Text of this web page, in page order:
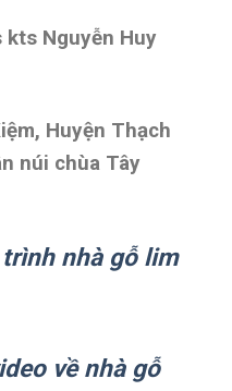
kts Nguyễn Huy
Huyện Thạch
núi chùa Tây
nhà gỗ lim
về nhà gỗ